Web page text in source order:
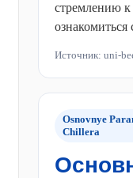
стремлению к
ознакомиться
Источник: uni-
Osnovnye
Chillera